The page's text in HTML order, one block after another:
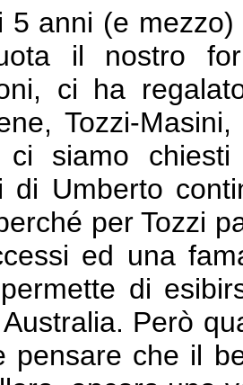
5 anni (e mezzo)
il nostro
ci ha
Tozzi-
ci siamo
di Umberto
per Tozzi
ed una
di
Però
pensare che il